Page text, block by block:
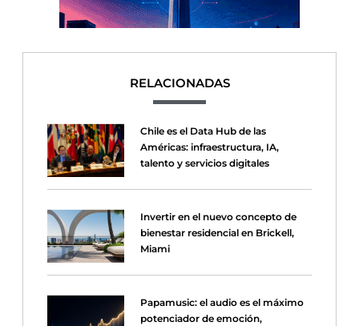
RELACIONADAS
Chile es el Data Hub de las
Américas: infraestructura, IA,
talento y servicios digitales
Invertir en el nuevo concepto de
bienestar residencial en Brickell,
Miami
Papamusic: el audio es el máximo
potenciador de emoción,